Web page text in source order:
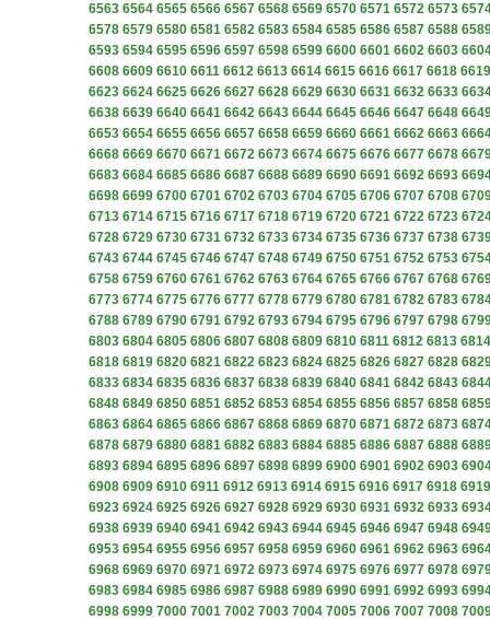
6563 6564 6565 6566 6567 6568 6569 6570 6571 6572 6573
6578 6579 6580 6581 6582 6583 6584 6585 6586 6587 6588
6593 6594 6595 6596 6597 6598 6599 6600 6601 6602 6603
6608 6609 6610 6611 6612 6613 6614 6615 6616 6617 6618 6619
6623 6624 6625 6626 6627 6628 6629 6630 6631 6632 6633
6638 6639 6640 6641 6642 6643 6644 6645 6646 6647 6648
6653 6654 6655 6656 6657 6658 6659 6660 6661 6662 6663
6668 6669 6670 6671 6672 6673 6674 6675 6676 6677 6678
6683 6684 6685 6686 6687 6688 6689 6690 6691 6692 6693
6698 6699 6700 6701 6702 6703 6704 6705 6706 6707 6708
6713 6714 6715 6716 6717 6718 6719 6720 6721 6722 6723
6728 6729 6730 6731 6732 6733 6734 6735 6736 6737 6738
6743 6744 6745 6746 6747 6748 6749 6750 6751 6752 6753
6758 6759 6760 6761 6762 6763 6764 6765 6766 6767 6768
6773 6774 6775 6776 6777 6778 6779 6780 6781 6782 6783
6788 6789 6790 6791 6792 6793 6794 6795 6796 6797 6798
6803 6804 6805 6806 6807 6808 6809 6810 6811 6812 6813 6814
6818 6819 6820 6821 6822 6823 6824 6825 6826 6827 6828
6833 6834 6835 6836 6837 6838 6839 6840 6841 6842 6843
6848 6849 6850 6851 6852 6853 6854 6855 6856 6857 6858
6863 6864 6865 6866 6867 6868 6869 6870 6871 6872 6873
6878 6879 6880 6881 6882 6883 6884 6885 6886 6887 6888
6893 6894 6895 6896 6897 6898 6899 6900 6901 6902 6903
6908 6909 6910 6911 6912 6913 6914 6915 6916 6917 6918 6919
6923 6924 6925 6926 6927 6928 6929 6930 6931 6932 6933
6938 6939 6940 6941 6942 6943 6944 6945 6946 6947 6948
6953 6954 6955 6956 6957 6958 6959 6960 6961 6962 6963
6968 6969 6970 6971 6972 6973 6974 6975 6976 6977 6978
6983 6984 6985 6986 6987 6988 6989 6990 6991 6992 6993
6998 6999 7000 7001 7002 7003 7004 7005 7006 7007 7008